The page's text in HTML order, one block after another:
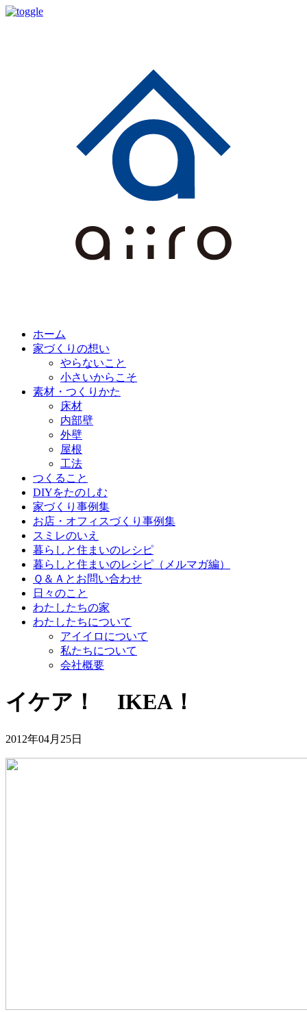
ホーム
家づくりの想い
やらないこと
小さいからこそ
素材・つくりかた
床材
内部壁
外壁
屋根
工法
つくること
DIYをたのしむ
家づくり事例集
お店・オフィスづくり事例集
スミレのいえ
暮らしと住まいのレシピ
暮らしと住まいのレシピ（メルマガ編）
Ｑ＆Ａとお問い合わせ
日々のこと
わたしたちの家
わたしたちについて
アイイロについて
私たちについて
会社概要
イケア！ IKEA！
2012年04月25日